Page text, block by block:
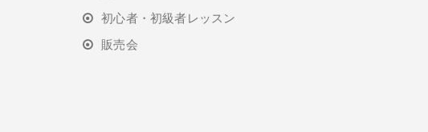
初心者・初級者レッスン
販売会